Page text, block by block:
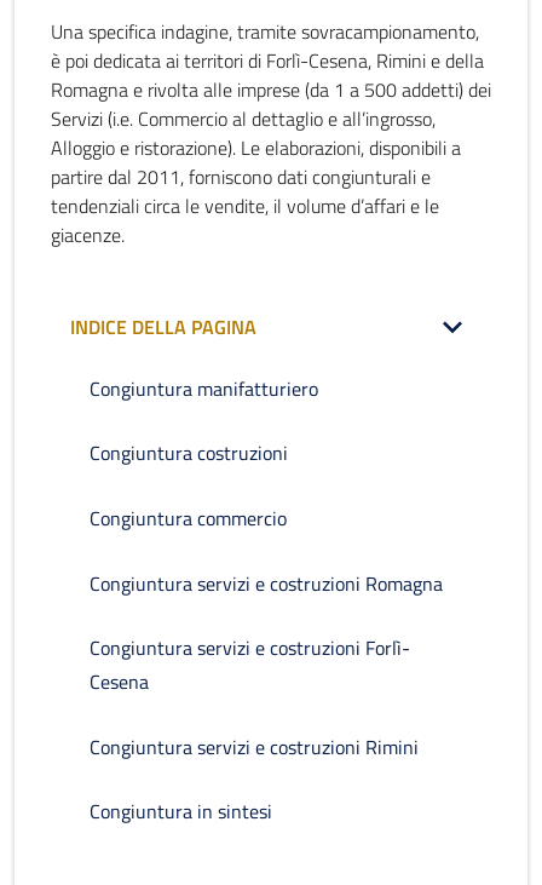
Una specifica indagine, tramite sovracampionamento,
è poi dedicata ai territori di Forlì-Cesena, Rimini e della
Romagna e rivolta alle imprese (da 1 a 500 addetti) dei
Servizi (i.e. Commercio al dettaglio e all’ingrosso,
Alloggio e ristorazione). Le elaborazioni, disponibili a
partire dal 2011, forniscono dati congiunturali e
tendenziali circa le vendite, il volume d’affari e le
giacenze.
INDICE DELLA PAGINA
Congiuntura manifatturiero
Congiuntura costruzioni
Congiuntura commercio
Congiuntura servizi e costruzioni Romagna
Congiuntura servizi e costruzioni Forlì-
Cesena
Congiuntura servizi e costruzioni Rimini
Congiuntura in sintesi